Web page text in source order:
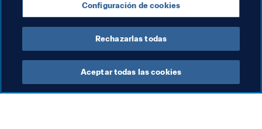
Organización Comoros CAF
Configuración de cookies
Rechazarlas todas
Aceptar todas las cookies